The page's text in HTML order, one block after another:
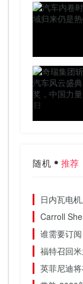
随机 推荐
日内瓦电
Carroll
谁需要订
福特召回
英菲尼迪